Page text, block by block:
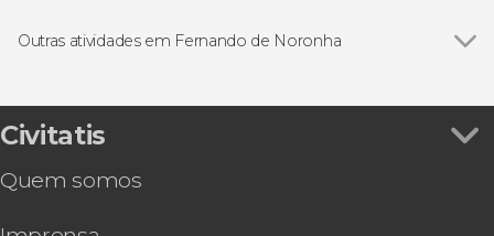
Trilha / Trekking
Outras atividades em Fernando de Noronha
Passeio de barco + snorkel na Baía do Sancho
Passeio de barco pelo Morro Dois Irmãos
Noronha
Civitatis
Quem somos